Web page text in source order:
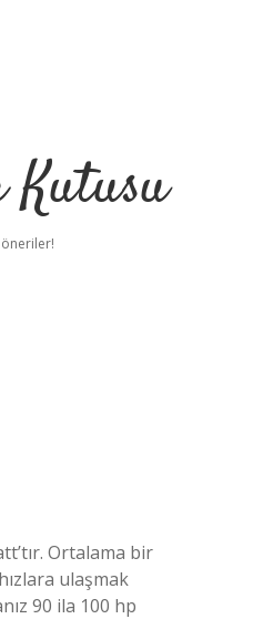
öneriler!
Ortalama bir
ulaşmak
90 ila 100 hp